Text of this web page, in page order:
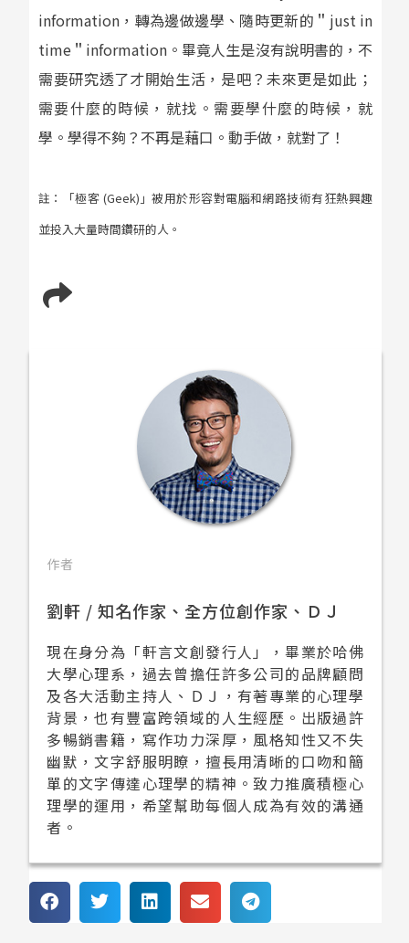
information，轉為邊做邊學、隨時更新的＂just in
time＂information。畢竟人生是沒有說明書的，不
需要研究透了才開始生活，是吧？未來更是如此；
需要什麼的時候，就找。需要學什麼的時候，就
學。學得不夠？不再是藉口。動手做，就對了！
註：「極客 (Geek)」被用於形容對電腦和網路技術有狂熱興趣
並投入大量時間鑽研的人。
作者
劉軒 / 知名作家、全方位創作家、ＤＪ
現在身分為「軒言文創發行人」，畢業於哈佛
大學心理系，過去曾擔任許多公司的品牌顧問
及各大活動主持人、ＤＪ，有著專業的心理學
背景，也有豐富跨領域的人生經歷。出版過許
多暢銷書籍，寫作功力深厚，風格知性又不失
幽默，文字舒服明瞭，擅長用清晰的口吻和簡
單的文字傳達心理學的精神。致力推廣積極心
理學的運用，希望幫助每個人成為有效的溝通
者。